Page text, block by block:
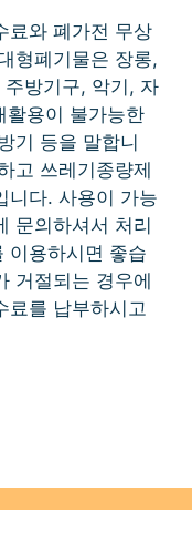
료와 폐가전 무상
형폐기물은 장롱,
방기구, 악기, 자
활용이 불가능한
기 등을 말합니
고 쓰레기종량제
니다. 사용이 가능
문의하셔서 처리
이용하시면 좋습
거절되는 경우에
료를 납부하시고